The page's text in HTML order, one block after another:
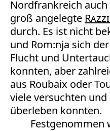
Nordfrankreich
groß angelegte
durch. Es ist nicht
und Rom:nja sich
Flucht und
konnten, aber
aus Roubaix oder
viele versuchten
überleben konnten.
Festgenommen